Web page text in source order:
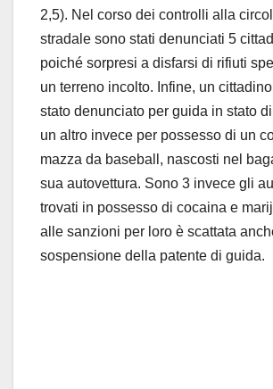
2,5). Nel corso dei controlli alla
stradale sono stati denunciati 5
poiché sorpresi a disfarsi di rifiuti
un terreno incolto. Infine, un
stato denunciato per guida in stato
un altro invece per possesso di un
mazza da baseball, nascosti nel
sua autovettura. Sono 3 invece gli
trovati in possesso di cocaina e
alle sanzioni per loro è scattata
sospensione della patente di guida.